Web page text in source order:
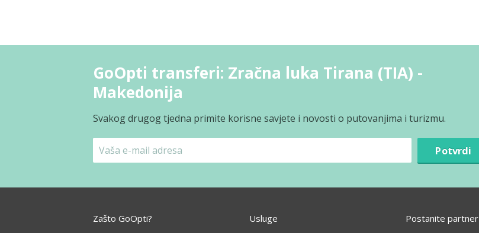
GoOpti transferi: Zračna luka Tirana (TIA) -
Makedonija
Svakog drugog tjedna primite korisne savjete i novosti o putovanjima i turizmu.
Potvrdi
Zašto GoOpti? Usluge Postanite partner